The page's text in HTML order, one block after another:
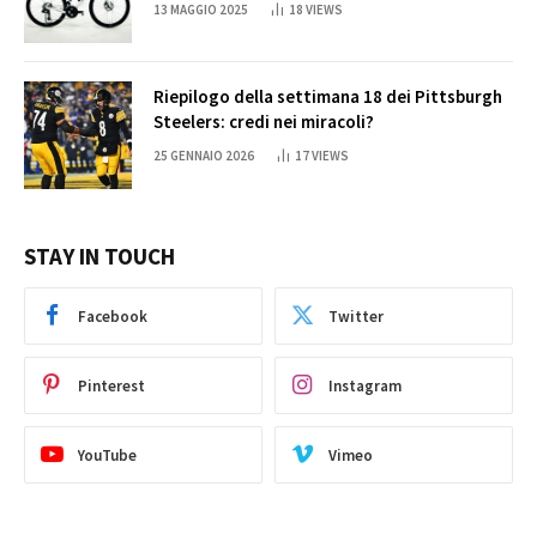
13 MAGGIO 2025 18 VIEWS
Riepilogo della settimana 18 dei Pittsburgh
Steelers: credi nei miracoli?
25 GENNAIO 2026 17VIEWS
STAY IN TOUCH
Facebook Twitter
Pinterest Instagram
YouTube Vimeo